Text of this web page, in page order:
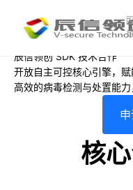
辰信领创 SDK 技术合作
开放自主可控核心引擎，赋
高效的病毒检测与处置能力
核